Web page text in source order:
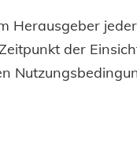
Herausgeber
der